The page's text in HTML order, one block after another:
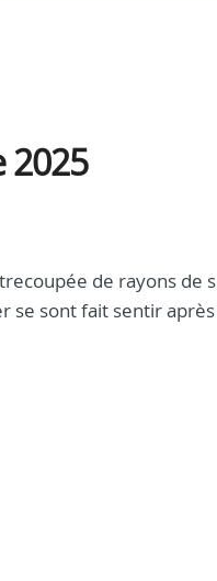
2025
de rayons de
se sont fait sentir